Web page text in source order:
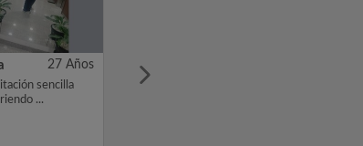
27 Años
sencilla
...